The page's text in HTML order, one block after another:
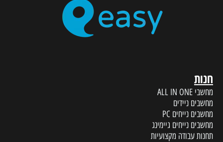
חנות
מחשבי ALL IN ONE
מחשבים ניידים
מחשבים נייחים PC
מחשבים נייחים גיימינג
תחנות עבודה מקצועיות